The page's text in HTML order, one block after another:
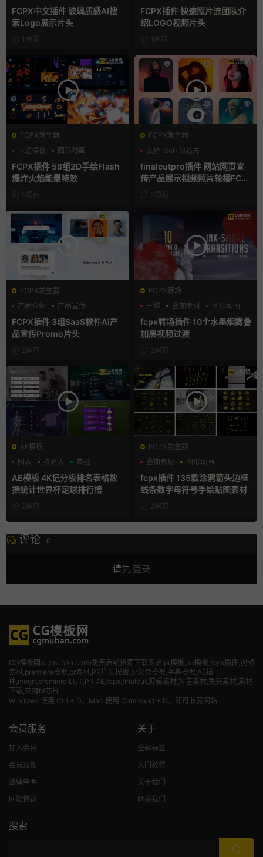
支持Intel+M芯片
FCPX中文插件 玻璃质感AI搜
索Logo展示片头
1周前
FCPX插件 快速照片流团队介
绍LOGO视频片头
1周前
FCPX发生器
卡通模板
图形动画
手绘风
FCPX插件 58组2D手绘Flash
爆炸火焰能量特效
2周前
FCPX发生器
支持Intel+M芯片
finalcutpro插件 网站网页宣
传产品展示视频照片轮播FCP
X插件
2周前
FCPX发生器
产品介绍
产品宣传
产品展示
FCPX插件 3组SaaS软件Ai产
品宣传Promo片头
2周前
FCPX转场
三维
叠加素材 图形动画
fcpx转场插件 10个水墨烟雾叠
加层视频过渡
2周前
AE模板
图表
排名表 数据
AE模板 4K记分板排名表格数
据统计世界杯足球排行榜
2周前
FCPX发生器
叠加素材
图形动画
手绘风
fcpx插件 135款涂鸦箭头边框
线条数字母符号手绘贴图素材
2周前
评论 0
请先 登录
CG模板网(cgmuban.com)免费后期资源下载网站,pr模板,ae模板,fcpx插件,视频
素材 ,premiere模板,pr素材,PR片头模板,pr免费模板,字幕模板,AE插
件,mogrt,premiere,LUT,PR,AE,fcpx,finalcut,剪辑素材,抖音素材,免费素材,素材
下载,支持M芯片
Windows 使用 Ctrl + D，Mac 使用 Command + D，即可收藏网站
会员服务
加入会员
会员须知
法律申明
网站协议
关于
全部标签
入门教程
关于我们
联系我们
搜索